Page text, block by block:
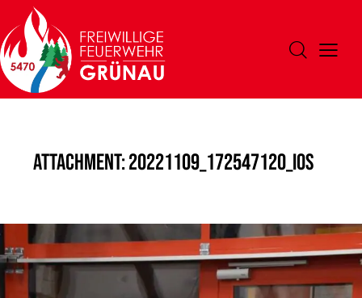
Attachment: 20221109_172547120_iOS